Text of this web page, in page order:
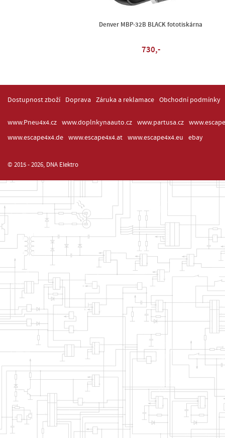
Denver MBP-32B BLACK fototiskárna
730,-
Dostupnost zboží Doprava Záruka a reklamace Obchodní podmínky
www.Pneu4x4.cz www.doplnkynaauto.cz www.partusa.cz
www.escape4x4.de
www.escape4x4.at www.escape4x4.eu ebay
© 2015 - 2026, DNA Elektro